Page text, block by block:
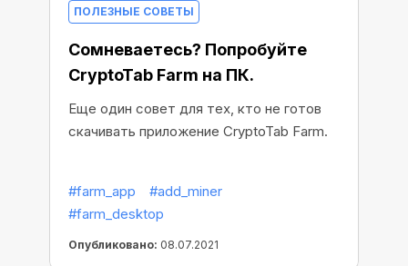
ПОЛЕЗНЫЕ СОВЕТЫ
Сомневаетесь? Попробуйте
CryptoTab Farm на ПК.
Еще один совет для тех, кто не готов
скачивать приложение CryptoTab Farm.
#farm_app
#add_miner
#farm_desktop
Опубликовано: 08.07.2021